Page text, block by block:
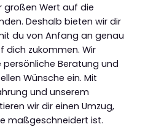
großen Wert auf die
Deshalb bieten wir dir
du von Anfang an genau
dich zukommen. Wir
Beratung und
Wünsche ein. Mit
und unserem
wir dir einen Umzug,
maßgeschneidert ist.